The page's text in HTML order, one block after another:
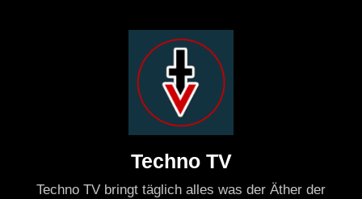
Techno TV
Techno TV bringt täglich alles was der Äther der